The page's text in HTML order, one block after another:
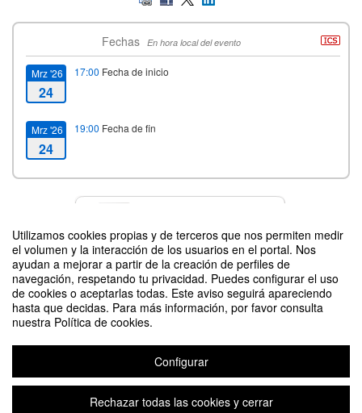
Utilizamos cookies propias y de terceros que nos permiten medir
el volumen y la interacción de los usuarios en el portal. Nos
ayudan a mejorar a partir de la creación de perfiles de
navegación, respetando tu privacidad. Puedes configurar el uso
de cookies o aceptarlas todas. Este aviso seguirá apareciendo
hasta que decidas. Para más información, por favor consulta
nuestra Política de cookies.
Configurar
Rechazar todas las cookies y cerrar
Fechas En hora local del evento
Mrz '26
24
17:00 Fecha de inicio
Mrz '26
24
19:00 Fecha de fin
Difunde tu evento poniendo el siguiente código en tu sitio
Solemne Acto de Investidura de Doctor Honoris Causa a Rafael Nadal